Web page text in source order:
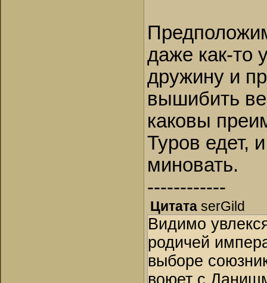
даже как-то
дружину и
вышибить
каковы
Туров едет,
миновать.
------------
Цитата serGild
Видимо
родичей
выборе
воюет с